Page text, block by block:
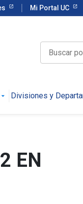
Mi Portal UC
Divisiones y
EN